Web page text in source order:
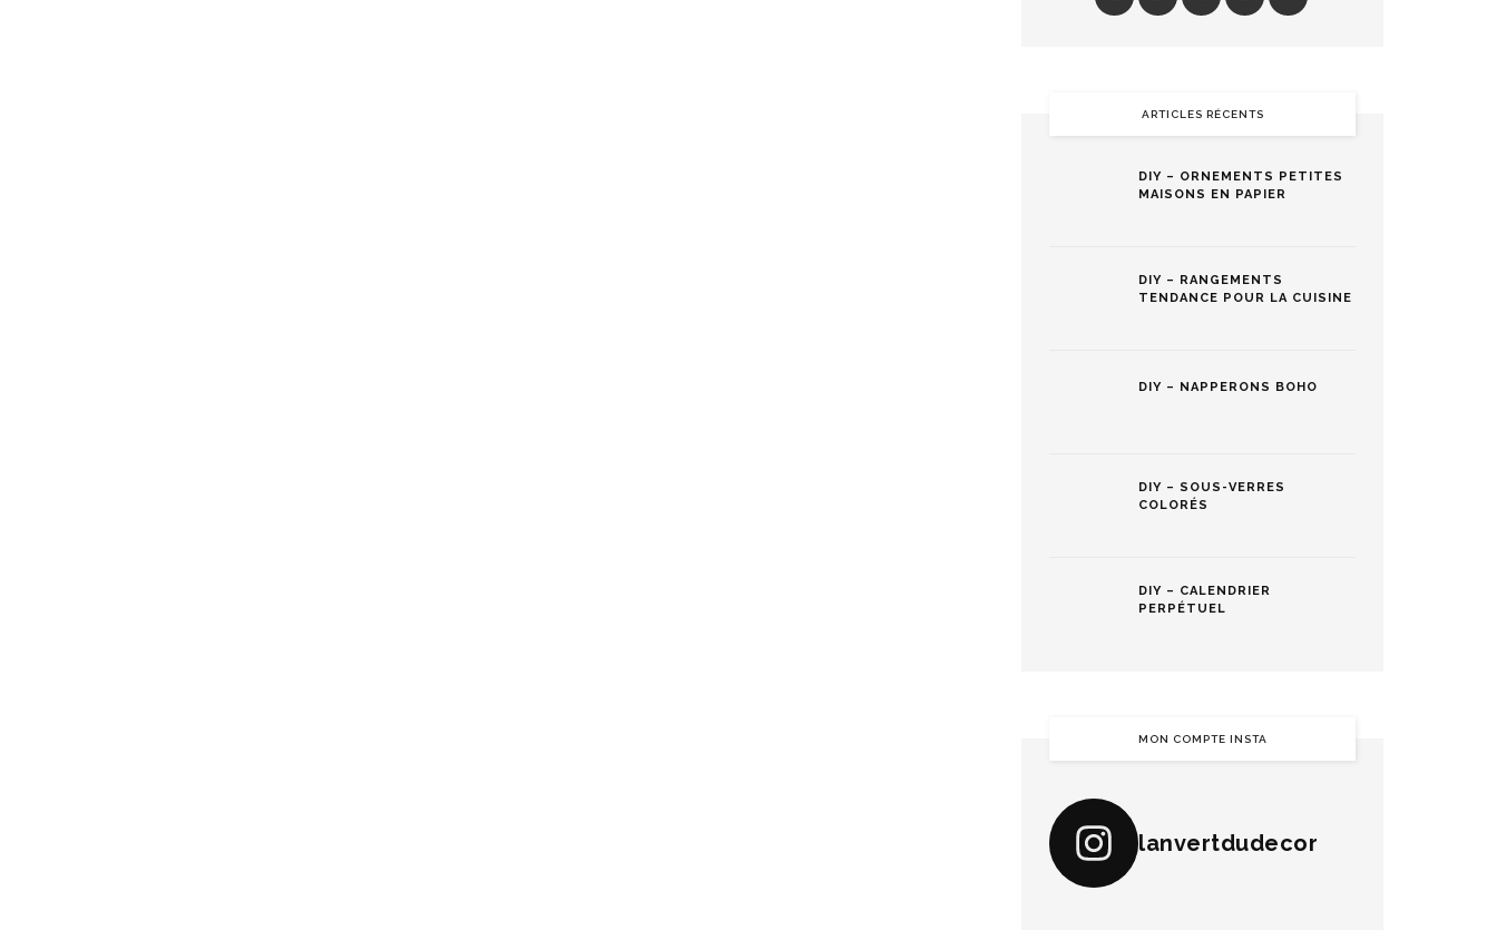
ARTICLES RÉCENTS
DIY – ORNEMENTS PETITES
MAISONS EN PAPIER
DIY – RANGEMENTS
TENDANCE POUR LA CUISINE
DIY – NAPPERONS BOHO
DIY – SOUS-VERRES
COLORÉS
DIY – CALENDRIER
PERPÉTUEL
MON COMPTE INSTA
lanvertdudecor